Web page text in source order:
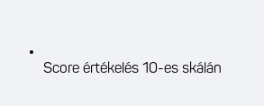
Score értékelés 10-es skálán